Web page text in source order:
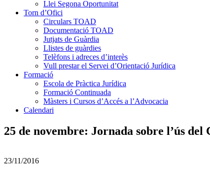
Llei Segona Oportunitat
Torn d’Ofici
Circulars TOAD
Documentació TOAD
Jutjats de Guàrdia
Llistes de guàrdies
Telèfons i adreces d’interès
Vull prestar el Servei d’Orientació Jurídica
Formació
Escola de Pràctica Jurídica
Formació Continuada
Màsters i Cursos d’Accés a l’Advocacia
Calendari
25 de novembre: Jornada sobre l’ús
23/11/2016